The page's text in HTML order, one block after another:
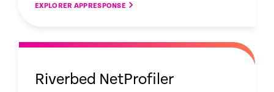
EXPLORER APPRESPONSE
Riverbed NetProfiler